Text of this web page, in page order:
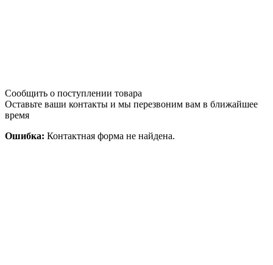
Сообщить о поступлении товара
Оставьте ваши контакты и мы перезвоним вам в ближайшее
время
Ошибка: Контактная форма не найдена.